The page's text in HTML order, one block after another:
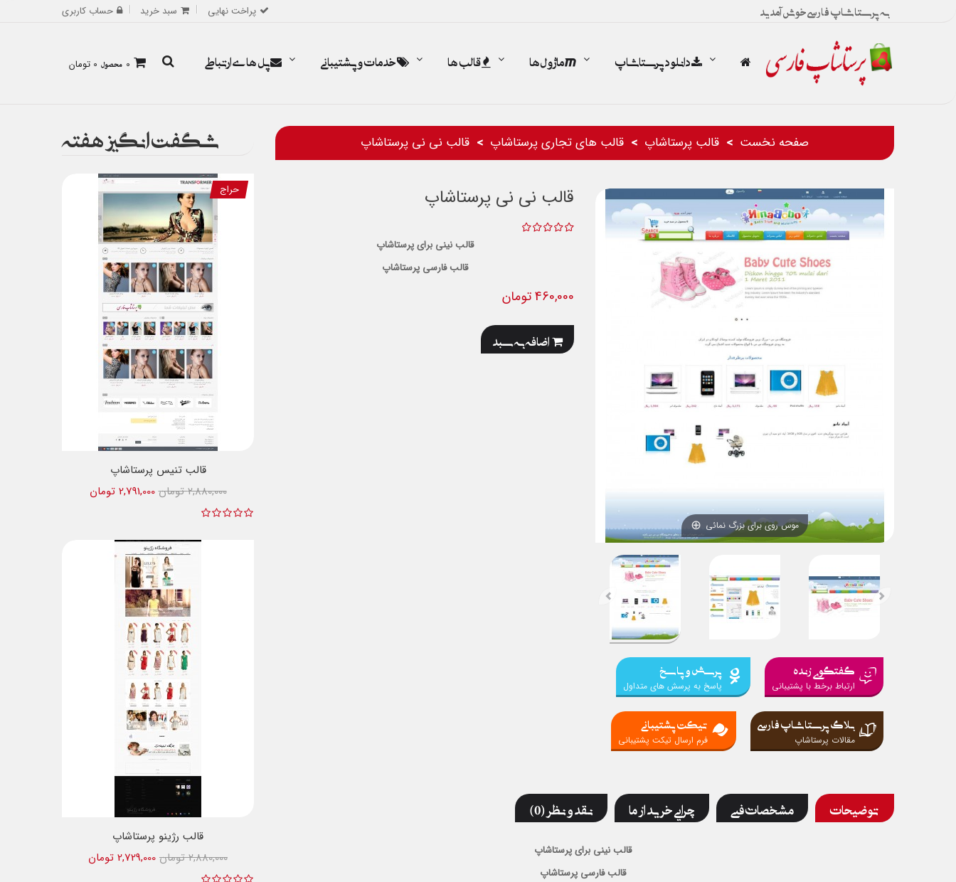
به پرستاشاپ فارسی خوش آمدید پراخت نهایی سبد خرید حساب کاربری
0 محصول 0 تومان دانلود پرستاشاپ ماژول ها قالب ها خدمات و پشتیبانی پل های ارتباطی
صفحه نخست قالب پرستاشاپ قالب های تجاری پرستاشاپ قالب نی نی پرستاشاپ
موس روی برای بزرگ نمائی
گفتگوی زنده
ارتباط برخط با پشتیبانی
پرسش و پاسخ
پاسخ به پرسش های متداول
بلاگ پرستاشاپ فارسی
مقالات پرستاشاپ
تیکت پشتیبانی
فرم ارسال تیکت پشتیبانی
قالب نی نی پرستاشاپ
قالب نینی برای پرستاشاپ
قالب فارسی پرستاشاپ
460,000 تومان
اضافه به سبد
توضیحات مشخصات فنی چرایی خرید از ما نقد و نظر (0)
قالب نینی برای پرستاشاپ
قالب فارسی پرستاشاپ
شگفت انگیز هفته
حراج
قالب تنیس پرستاشاپ
2,791,000 تومان
2,880,000 تومان
قالب رژینو پرستاشاپ
2,729,000 تومان
2,880,000 تومان